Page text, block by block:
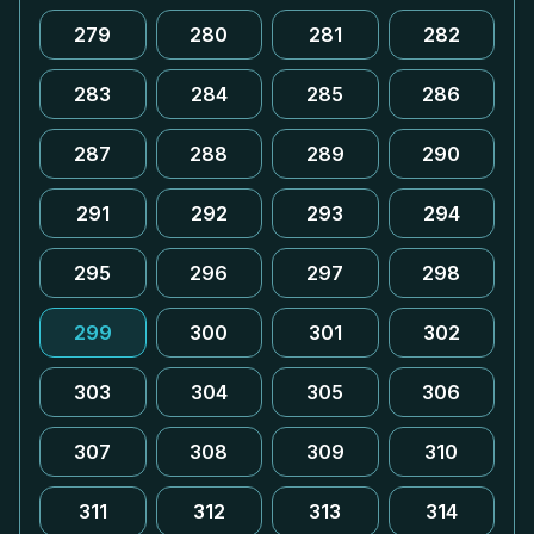
279 280 281 282
283 284 285 286
287 288 289 290
291 292 293 294
295 296 297 298
299 300 301 302
303 304 305 306
307 308 309 310
311 312 313 314